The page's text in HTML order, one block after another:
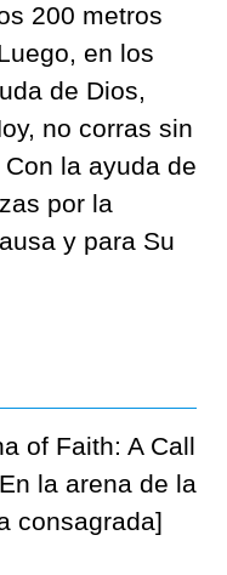
200 metros
en los
de Dios,
no corras sin
la ayuda de
por la
y para Su
of Faith: A Call
la arena de la
consagrada]